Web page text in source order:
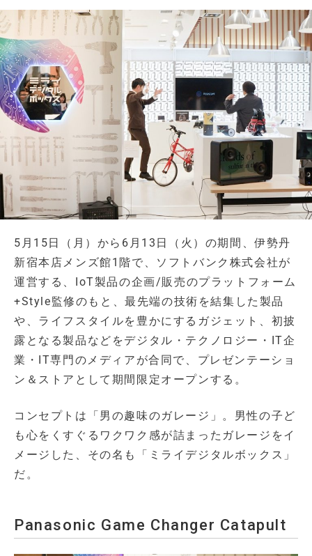
5月15日（月）から6月13日（火）の期間、伊勢丹
新宿本店メンズ館1階で、ソフトバンク株式会社が
運営する、IoT製品の企画/販売のプラットフォーム
+Style監修のもと、最先端の技術を結集した製品
や、ライフスタイルを豊かにするガジェット、初披
露となる製品などをデジタル・テクノロジー・IT企
業・IT専門のメディアが合同で、プレゼンテーショ
ン＆ストアとして期間限定オープンする。
コンセプトは「男の趣味のガレージ」。男性の子ど
も心をくすぐるワクワク感が詰まったガレージをイ
メージした、その名も「ミライデジタルボックス」
だ。
Panasonic Game Changer Catapult